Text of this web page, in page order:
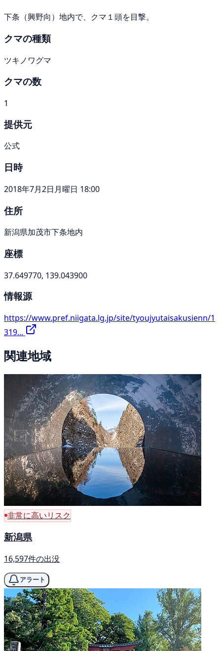
下条（興野向）地内で、クマ１頭を目撃。
クマの種類
ツキノワグマ
クマの数
1
提供元
公式
日時
2018年7月2日月曜日 18:00
住所
新潟県加茂市下条地内
座標
37.649770, 139.043900
情報源
https://www.pref.niigata.lg.jp/site/tyoujyutaisakusienn/1
319...
関連地域
非常に高いリスク
新潟県
16,597件の出没
アラート